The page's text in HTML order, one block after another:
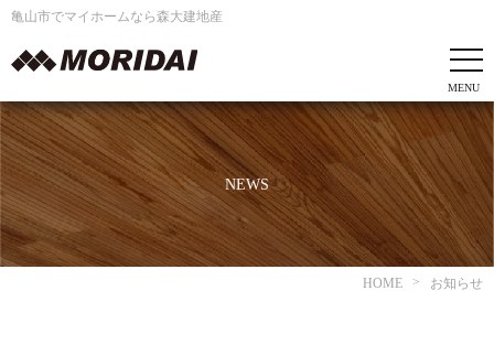
亀山市でマイホームなら森大建地産
NEWS
HOME お知らせ